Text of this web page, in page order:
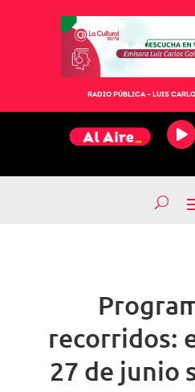
RADIO PÚBLICA – LUIS
recorridos:
27 de junio